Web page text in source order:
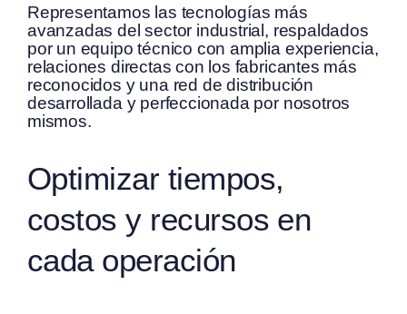
Representamos las tecnologías más
avanzadas del sector industrial, respaldados
por un equipo técnico con amplia experiencia,
relaciones directas con los fabricantes más
reconocidos y una red de distribución
desarrollada y perfeccionada por nosotros
mismos.
Optimizar tiempos,
costos y recursos en
cada operación